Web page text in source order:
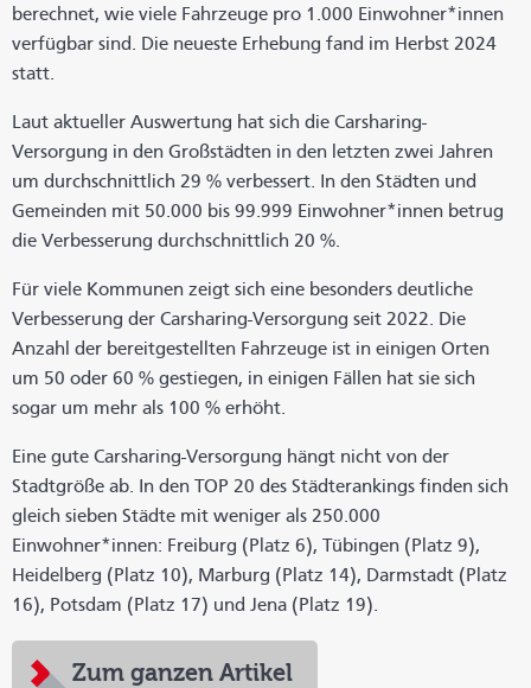
berechnet, wie viele Fahrzeuge pro 1.000 Einwohner*innen
verfügbar sind. Die neueste Erhebung fand im Herbst 2024
statt.
Laut aktueller Auswertung hat sich die Carsharing-
Versorgung in den Großstädten in den letzten zwei Jahren
um durchschnittlich 29 % verbessert. In den Städten und
Gemeinden mit 50.000 bis 99.999 Einwohner*innen betrug
die Verbesserung durchschnittlich 20 %.
Für viele Kommunen zeigt sich eine besonders deutliche
Verbesserung der Carsharing-Versorgung seit 2022. Die
Anzahl der bereitgestellten Fahrzeuge ist in einigen Orten
um 50 oder 60 % gestiegen, in einigen Fällen hat sie sich
sogar um mehr als 100 % erhöht.
Eine gute Carsharing-Versorgung hängt nicht von der
Stadtgröße ab. In den TOP 20 des Städterankings finden sich
gleich sieben Städte mit weniger als 250.000
Einwohner*innen: Freiburg (Platz 6), Tübingen (Platz 9),
Heidelberg (Platz 10), Marburg (Platz 14), Darmstadt (Platz
16), Potsdam (Platz 17) und Jena (Platz 19).
Zum ganzen Artikel